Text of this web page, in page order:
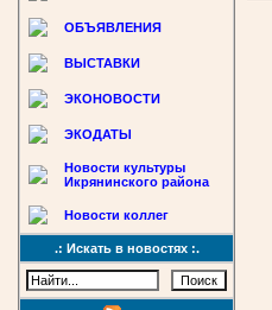
ОБЪЯВЛЕНИЯ
ВЫСТАВКИ
ЭКОНОВОСТИ
ЭКОДАТЫ
Новости культуры
Икрянинского района
Новости коллег
.: Искать в новостях :.